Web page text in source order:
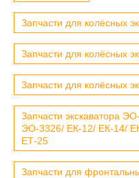
Запчасти для колёсных
Запчасти для колёсных
Запчасти для колёсных
Запчасти экскаватора
ЭО-3326/ ЕК-12/ ЕК-14/
ЕТ-25
Запчасти для